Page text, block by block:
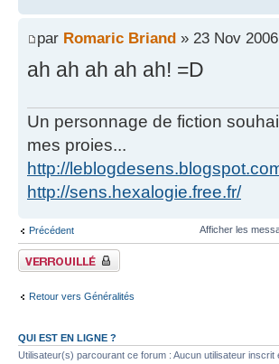
par Romaric Briand » 23 Nov
ah ah ah ah ah! =D
Un personnage de fiction
mes proies...
http://
http://sens.hexalogie.free.fr/
Précédent Afficher les
Fil verrouillé
Retour vers Généralités
QUI EST EN LIGNE ?
Utilisateur(s) parcourant ce forum : Aucun utilisateur inscrit